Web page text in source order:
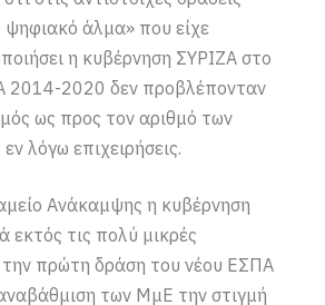
άλμα» που είχε
η κυβέρνηση ΣΥΡΙΖΑ στο
2014-2020 δεν προβλέπονταν
ως προς τον αριθμό των
λόγω επιχειρήσεις.
Ανάκαμψης η κυβέρνηση
εκτός τις πολύ μικρές
την πρώτη δράση του νέου ΕΣΠΑ
των ΜμΕ την στιγμή